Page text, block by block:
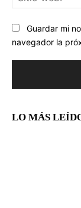
Guardar mi
navegador la
LO MÁS